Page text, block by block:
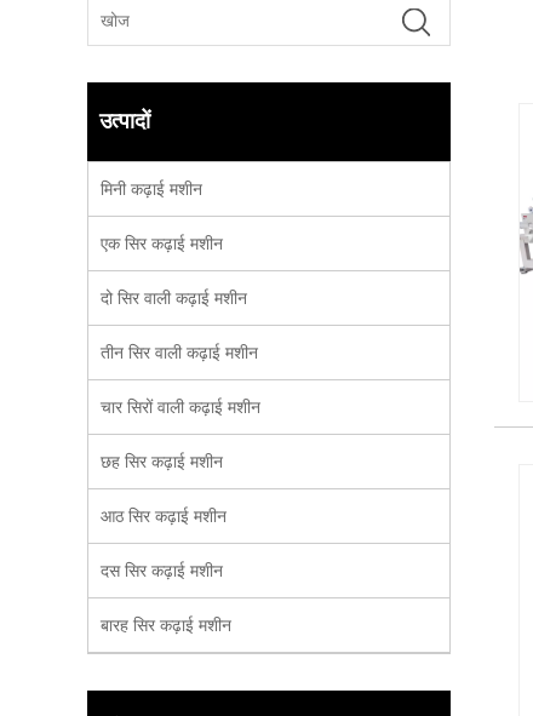
उत्पादों
मिनी कढ़ाई मशीन
एक सिर कढ़ाई मशीन
दो सिर वाली कढ़ाई मशीन
तीन सिर वाली कढ़ाई मशीन
चार सिरों वाली कढ़ाई मशीन
छह सिर कढ़ाई मशीन
आठ सिर कढ़ाई मशीन
दस सिर कढ़ाई मशीन
बारह सिर कढ़ाई मशीन